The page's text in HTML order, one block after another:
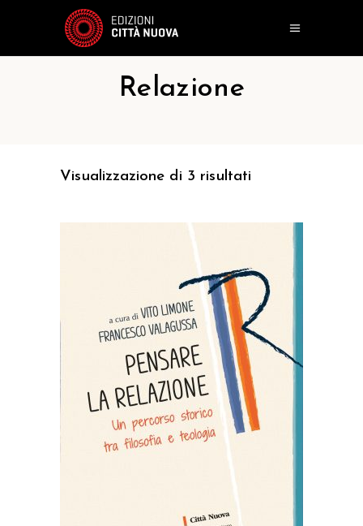
Relazione
Visualizzazione di 3 risultati
AGGIUNGI AL CARRELLO